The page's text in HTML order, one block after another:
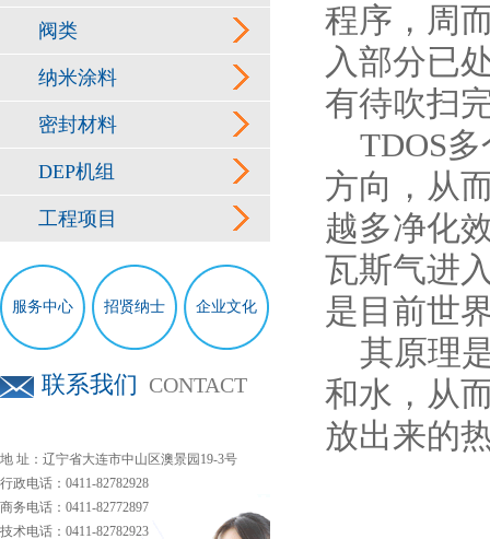
阀类
纳米涂料
密封材料
DEP机组
工程项目
服务中心 招贤纳士 企业文化
联系我们 CONTACT
地 址：辽宁省大连市中山区澳景园19-3号
行政电话：0411-82782928
商务电话：0411-82772897
技术电话：0411-82782923
程序，周
入部分已
有待吹扫
TDOS多
方向，从
越多净化
瓦斯气进
是目前世
其原理
和水，从
放出来的